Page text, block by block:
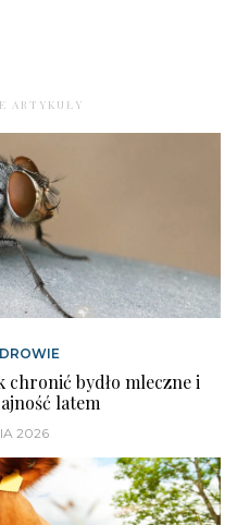
ARTYKUŁY
chronić bydło mleczne i
latem
2026